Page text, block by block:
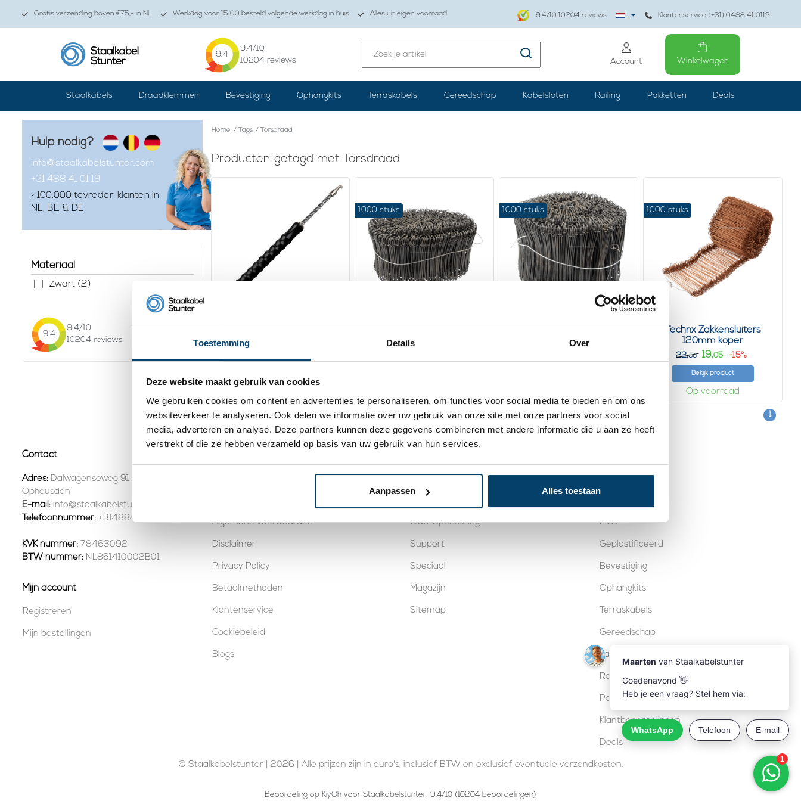
Toestemming Details Over
Deze website maakt gebruik van cookies
We gebruiken cookies om content en advertenties te personaliseren, om functies voor social media te bieden en om ons
websiteverkeer te analyseren. Ook delen we informatie over uw gebruik van onze site met onze partners voor social
media, adverteren en analyse. Deze partners kunnen deze gegevens combineren met andere informatie die u aan ze heeft
verstrekt of die ze hebben verzameld op basis van uw gebruik van hun services.
Aanpassen Alles toestaan
Gratis verzending boven €75,- in NL Werkdag voor 15:00 besteld volgende werkdag in huis Alles uit eigen voorraad 9.4/10 10204 reviews Klantenservice (+31) 0488 41 0119
9.4
9.4/10
10204reviews Account Winkelwagen
Staalkabels Draadklemmen Bevestiging Ophangkits Terraskabels Gereedschap Kabelsloten Railing Pakketten Deals
Hulp nodig?
info@staalkabelstunter.com
+31 488 41 01 19
> 100.000 tevreden klanten in
NL, BE & DE
Materiaal
Zwart (2)
9.4
9.4/10
10204 reviews
Home / Tags / Torsdraad
Producten getagd met Torsdraad
Technx Drilbinder 30cm
Technx Zakkensluiters
zwart 10cm
1000 stuks
Technx Zakkensluiters
zwart 20cm
1000 stuks
Technx Zakkensluiters
120mm koper
22,50 19,05 -15%
Bekijk product
Op voorraad
1000 stuks
Pagina 1 van 1 1
Contact
Adres: Dalwagenseweg 91 4043MV
Opheusden
E-mail: info@staalkabelstunter.com
Telefoonnummer: +31488410119
KVK nummer: 78463092
BTW nummer: NL861410002B01
Mijn account
Registreren
Mijn bestellingen
Contact (+31) 0488 410119
Algemene voorwaarden
Disclaimer
Privacy Policy
Betaalmethoden
Klantenservice
Cookiebeleid
Blogs
Trekkracht staalkabel tabel
Club-Sponsoring
Support
Speciaal
Magazijn
Sitemap
Draadklemmen
RVS
Geplastificeerd
Bevestiging
Ophangkits
Terraskabels
Gereedschap
Kabelsloten
Railing
Pakketten
Klantbeoordelingen
Deals
© Staalkabelstunter | 2026 | Alle prijzen zijn in euro's, inclusief BTW en exclusief eventuele verzendkosten.
Beoordeling op KiyOh voor Staalkabelstunter: 9.4/10 (10204 beoordelingen)